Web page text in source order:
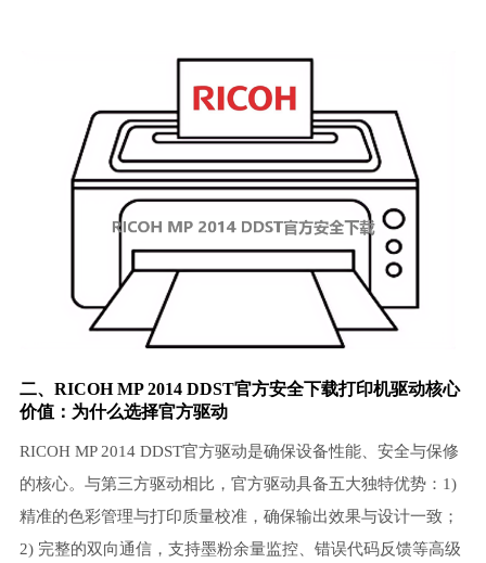
二、RICOH MP 2014 DDST官方安全下载打印机驱动核心
价值：为什么选择官方驱动
RICOH MP 2014 DDST官方驱动是确保设备性能、安全与保修
的核心。与第三方驱动相比，官方驱动具备五大独特优势：1)
精准的色彩管理与打印质量校准，确保输出效果与设计一致；
2) 完整的双向通信，支持墨粉余量监控、错误代码反馈等高级